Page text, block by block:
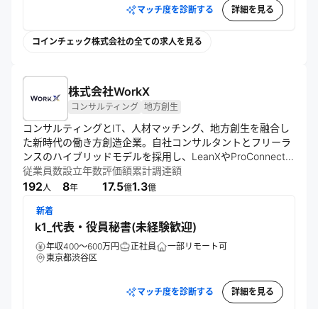
マッチ度を診断する 詳細を見る
コインチェック株式会社の全ての求人を見る
株式会社WorkX
コンサルティング 地方創生
コンサルティングとIT、人材マッチング、地方創生を融合し
た新時代の働き方創造企業。自社コンサルタントとフリーラ
ンスのハイブリッドモデルを採用し、LeanXやProConnectな
どのサービスを通じて、スキル重視の人材流動性の高い社会
モデルの実現を目指す。データ分析から実行までを一貫して
従業員数
192人
設立年数
8年
評価額
17.5億
累計調達額
1.3億
新着
k1_代表・役員秘書(未経験歓迎)
年収400～600万円 正社員
一部リモート可
東京都渋谷区
マッチ度を診断する 詳細を見る